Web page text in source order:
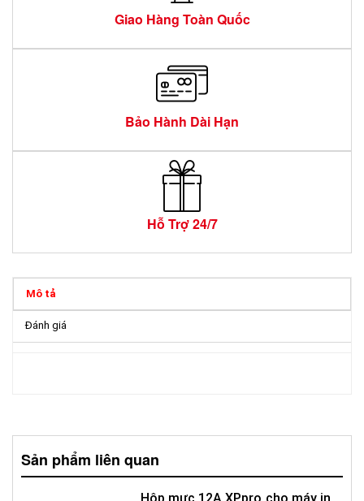
Giao Hàng Toàn Quốc
Bảo Hành Dài Hạn
Hỗ Trợ 24/7
Mô tả
Đánh giá
Sản phẩm liên quan